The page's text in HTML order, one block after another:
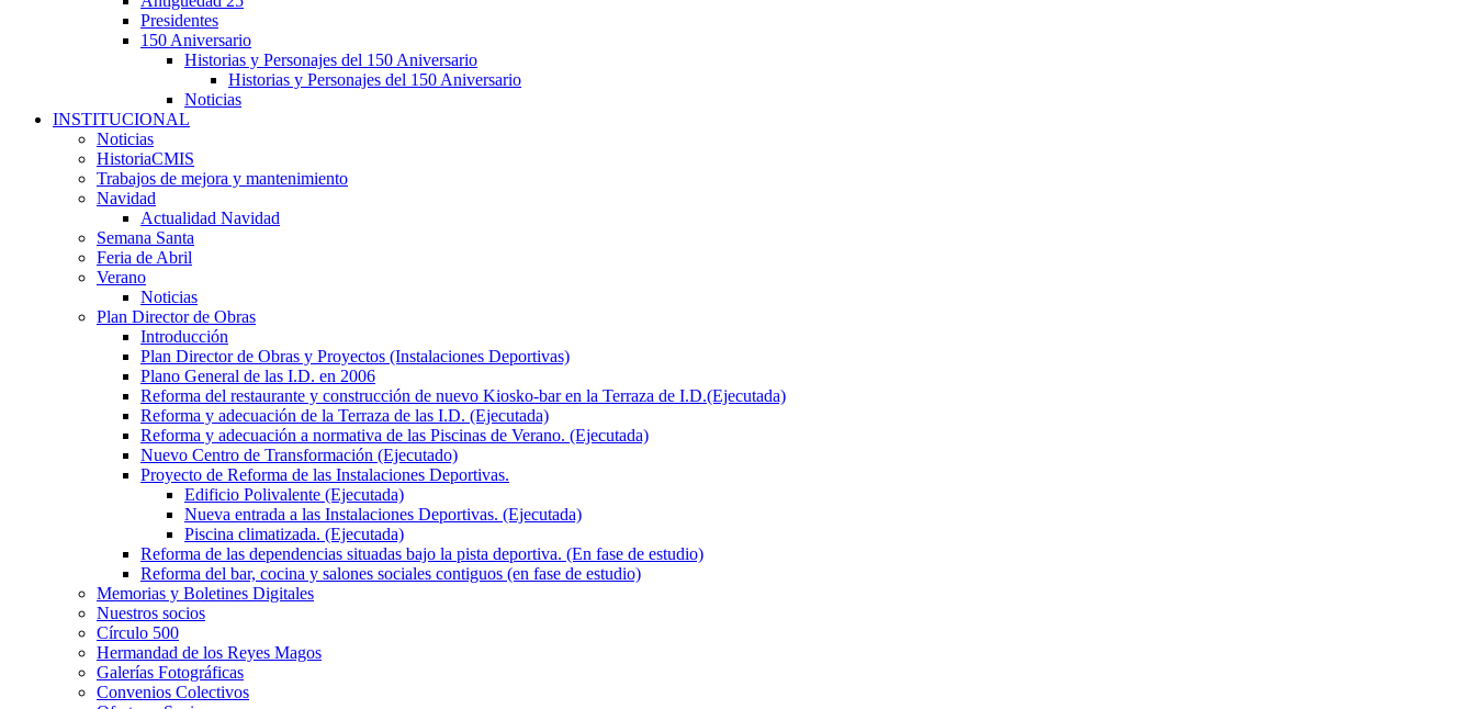
Presidentes
150 Aniversario
Historias y Personajes del 150 Aniversario
Historias y Personajes del 150 Aniversario
Noticias
INSTITUCIONAL
Noticias
HistoriaCMIS
Trabajos de mejora y mantenimiento
Navidad
Actualidad Navidad
Semana Santa
Feria de Abril
Verano
Noticias
Plan Director de Obras
Introducción
Plan Director de Obras y Proyectos (Instalaciones Deportivas)
Plano General de las I.D. en 2006
Reforma del restaurante y construcción de nuevo Kiosko-bar en la Terraza de I.D.(Ejecutada)
Reforma y adecuación de la Terraza de las I.D. (Ejecutada)
Reforma y adecuación a normativa de las Piscinas de Verano. (Ejecutada)
Nuevo Centro de Transformación (Ejecutado)
Proyecto de Reforma de las Instalaciones Deportivas.
Edificio Polivalente (Ejecutada)
Nueva entrada a las Instalaciones Deportivas. (Ejecutada)
Piscina climatizada. (Ejecutada)
Reforma de las dependencias situadas bajo la pista deportiva. (En fase de estudio)
Reforma del bar, cocina y salones sociales contiguos (en fase de estudio)
Memorias y Boletines Digitales
Nuestros socios
Círculo 500
Hermandad de los Reyes Magos
Galerías Fotográficas
Convenios Colectivos